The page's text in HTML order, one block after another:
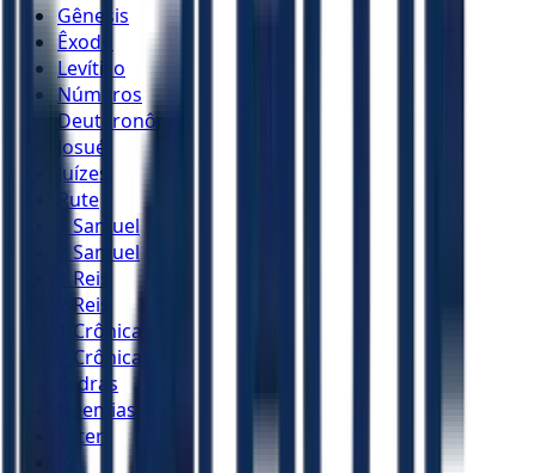
Gênesis
Êxodo
Levítico
Números
Deuteronômio
Josué
Juízes
Rute
1 Samuel
2 Samuel
1 Reis
2 Reis
1 Crônicas
2 Crônicas
Esdras
Neemias
Ester